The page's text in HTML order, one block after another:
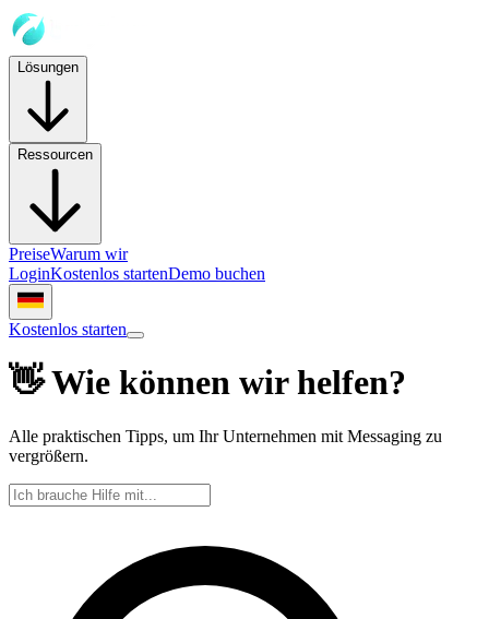
Lösungen
Ressourcen
PreiseWarum wir
LoginKostenlos startenDemo buchen
Kostenlos starten
👋 Wie können wir helfen?
Alle praktischen Tipps, um Ihr Unternehmen mit Messaging zu
vergrößern.